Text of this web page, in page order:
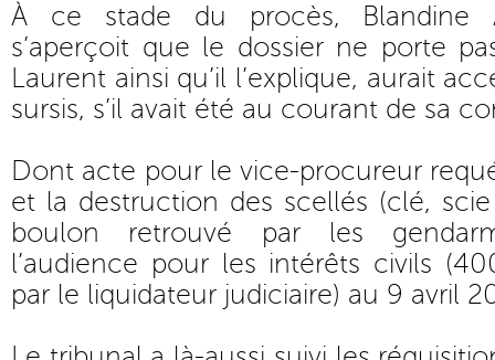
À ce stade du procès, Blandine
s’aperçoit que le dossier ne porte
Laurent ainsi qu’il l’explique, aurait
sursis, s’il avait été au courant de sa
Dont acte pour le vice-procureur
et la destruction des scellés (clé,
boulon retrouvé par les
l’audience pour les intérêts civils
par le liquidateur judiciaire) au 9 avril